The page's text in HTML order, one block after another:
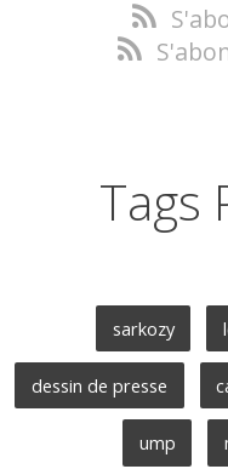
Tags
sarkozy
dessin de presse
ump